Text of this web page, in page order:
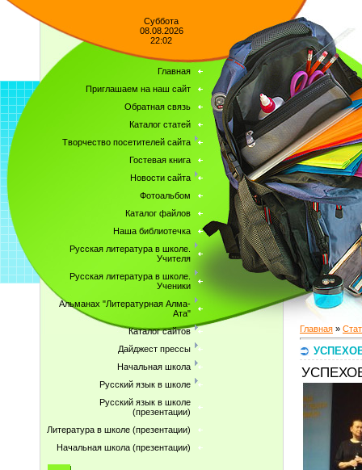
Суббота
08.08.2026
22:02
Главная
Приглашаем на наш сайт
Обратная связь
Каталог статей
Творчество посетителей сайта
Гостевая книга
Новости сайта
Фотоальбом
Каталог файлов
Наша библиотечка
Русская литература в школе.
Учителя
Русская литература в школе.
Ученики
Альманах "Литературная Алма-
Ата"
Каталог сайтов
Дайджест прессы
Начальная школа
Русский язык в школе
Русский язык в школе
(презентации)
Литература в школе (презентации)
Начальная школа (презентации)
Главная »